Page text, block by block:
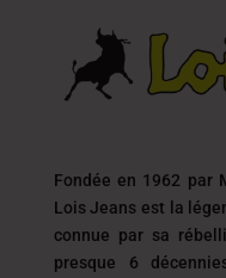
Fondée en 1962 par
Lois Jeans est la
connue par sa
presque 6